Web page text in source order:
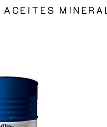
ACEITES